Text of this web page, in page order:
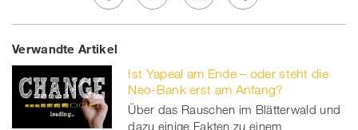
Share
on
Facebook
Twe
on
twitt
Share
linkedin
Share
Xing
Verwandte Artikel
Ist Yapeal am Ende – oder steht die
Neo-Bank erst am Anfang?
Über das Rauschen im Blätterwald und
dazu einige Fakten zu einem